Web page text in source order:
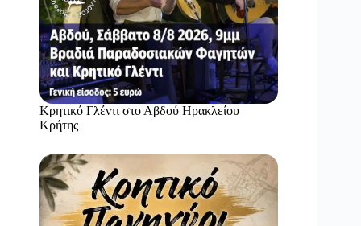
Κρητικό Γλέντι στο Αβδού Ηρακλείου
Κρήτης